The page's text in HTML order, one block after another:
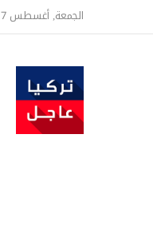
الجمعة, أغسطس 7 2026